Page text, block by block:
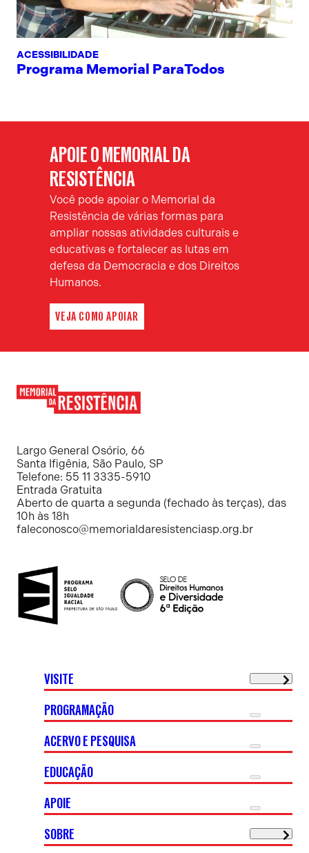
ACESSIBILIDADE
Programa Memorial ParaTodos
APOIE O MEMORIAL DA
RESISTÊNCIA
Você pode apoiar o Memorial da
Resistência de várias formas para
ampliar nossas atividades culturais e
educativas e fortalecer as lutas em
defesa da Democracia e dos Direitos
Humanos.
VEJA COMO APOIAR
Resistência
Largo General Osório, 66
Santa Ifigênia, São Paulo, SP
Telefone: 55 11 3335-5910
Entrada Gratuita
Aberto de quarta a segunda (fechado às terças), das
10h às 18h
faleconosco@memorialdaresistenciasp.org.br
VISITE
PROGRAMAÇÃO
ACERVO E PESQUISA
EDUCAÇÃO
APOIE
SOBRE